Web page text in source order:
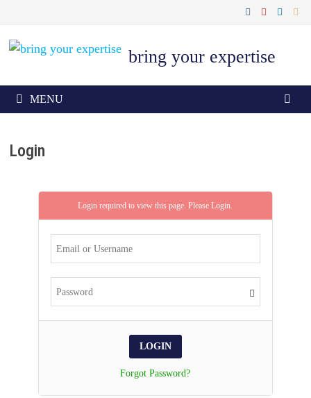
content
bring your expertise
MENU
Login
Login required to view this page. PleaseLogin.
Forgot Password?